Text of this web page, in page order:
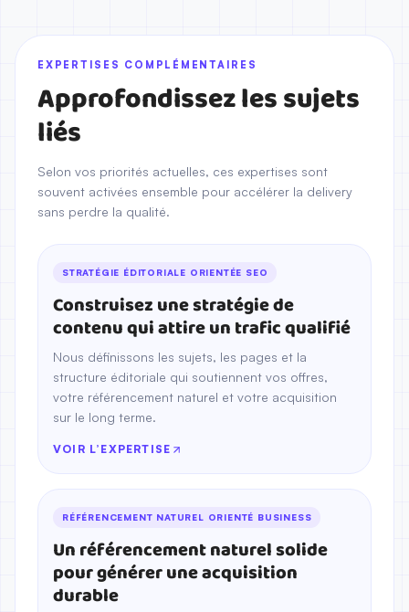
EXPERTISES COMPLÉMENTAIRES
Approfondissez les sujets
liés
Selon vos priorités actuelles, ces expertises sont
souvent activées ensemble pour accélérer la delivery
sans perdre la qualité.
STRATÉGIE ÉDITORIALE ORIENTÉE SEO
Construisez une stratégie de
contenu qui attire un trafic qualifié
Nous définissons les sujets, les pages et la
structure éditoriale qui soutiennent vos offres,
votre référencement naturel et votre acquisition
sur le long terme.
VOIR L’EXPERTISE
RÉFÉRENCEMENT NATUREL ORIENTÉ BUSINESS
Un référencement naturel solide
pour générer une acquisition
durable